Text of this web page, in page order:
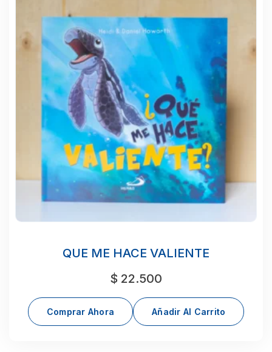
QUE ME HACE VALIENTE
$ 22.500
Comprar Ahora Añadir Al Carrito